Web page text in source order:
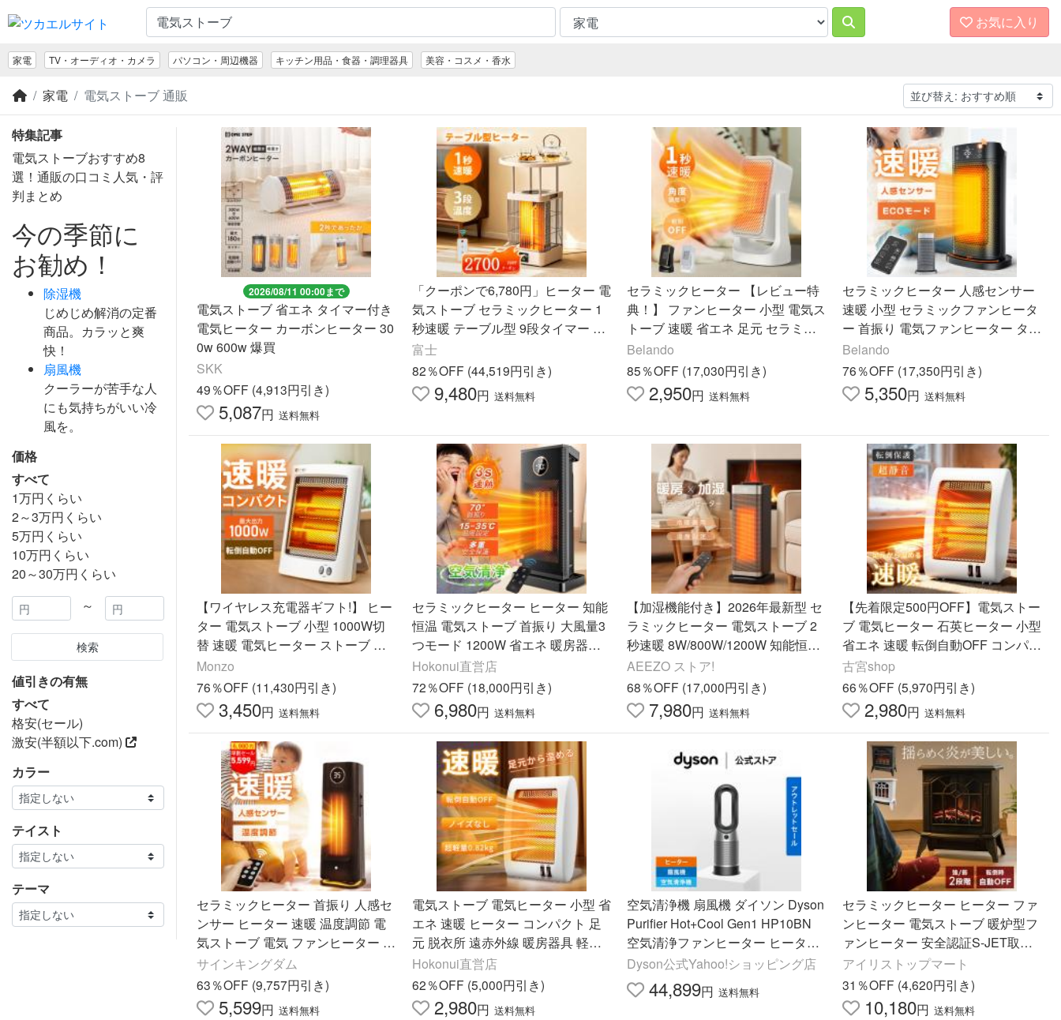
お気に入り
家電 TV・オーディオ・カメラ パソコン・周辺機器 キッチン用品・食器・調理器具 美容・コスメ・香水
家電 電気ストーブ 通販
特集記事
電気ストーブおすすめ8
選！通販の口コミ人気・評
判まとめ
今の季節に
お勧め！
除湿機
じめじめ解消の定番
商品。カラッと爽
快！
扇風機
クーラーが苦手な人
にも気持ちがいい冷
風を。
価格
すべて
1万円くらい
2～3万円くらい
5万円くらい
10万円くらい
20～30万円くらい
～
検索
値引きの有無
すべて
格安(セール)
激安(半額以下.com)
カラー
テイスト
テーマ
2026/08/11 00:00まで
電気ストーブ 省エネ タイマー付き
電気ヒーター カーボンヒーター 30
0w 600w 爆買
SKK
49％OFF (4,913円引き)
5,087円 送料無料
「クーポンで6,780円」ヒーター 電
気ストーブ セラミックヒーター 1
秒速暖 テーブル型 9段タイマー テ
ーブル一体型ヒーター 自動転倒OF
F 過熱防止
富士
82％OFF (44,519円引き)
9,480円 送料無料
セラミックヒーター 【レビュー特
典！】 ファンヒーター 小型 電気ス
トーブ 速暖 省エネ 足元 セラミッ
クファンヒーター ヒーター 風量2
段階 過熱保護 転倒オフ
Belando
85％OFF (17,030円引き)
2,950円 送料無料
セラミックヒーター 人感センサー
速暖 小型 セラミックファンヒータ
ー 首振り 電気ファンヒーター タイ
マー 転倒オフ 3段階調整 省エネ 即
暖 爆買 2026
Belando
76％OFF (17,350円引き)
5,350円 送料無料
【ワイヤレス充電器ギフト!】 ヒー
ター 電気ストーブ 小型 1000W切
替 速暖 電気ヒーター ストーブ 足
元 省エネ 遠赤外線 転倒時自動OFF
コンパクト 爆買 脱衣所
Monzo
76％OFF (11,430円引き)
3,450円 送料無料
セラミックヒーター ヒーター 知能
恒温 電気ストーブ 首振り 大風量3
つモード 1200W 省エネ 暖房器具
防寒対策 PSE認証 切タイマー
Hokonui直営店
72％OFF (18,000円引き)
6,980円 送料無料
【加湿機能付き】2026年最新型 セ
ラミックヒーター 電気ストーブ 2
秒速暖 8W/800W/1200W 知能恒温
3段階切替 転倒オフ 省エネ 足元ヒ
ーター 12畳対応 暖房器具
AEEZO ストア!
68％OFF (17,000円引き)
7,980円 送料無料
【先着限定500円OFF】電気ストー
ブ 電気ヒーター 石英ヒーター 小型
省エネ 速暖 転倒自動OFF コンパク
ト 足元 脱衣所 リビング 遠赤外線
暖房 寒さ対策
古宮shop
66％OFF (5,970円引き)
2,980円 送料無料
セラミックヒーター 首振り 人感セ
ンサー ヒーター 速暖 温度調節 電
気ストーブ 電気 ファンヒーター リ
モコン 小型 4段階切替 足元 暖房
リビング 洗面所 節電
サインキングダム
63％OFF (9,757円引き)
5,599円 送料無料
電気ストーブ 電気ヒーター 小型 省
エネ 速暖 ヒーター コンパクト 足
元 脱衣所 遠赤外線 暖房器具 軽音
転倒自動OFF 寒さ対策
Hokonui直営店
62％OFF (5,000円引き)
2,980円 送料無料
空気清浄機 扇風機 ダイソン Dyson
Purifier Hot+Cool Gen1 HP10BN
空気清浄ファンヒーター ヒーター
ブラック/ニッケル 【アウトレット
SALE】
Dyson公式Yahoo!ショッピング店
44,899円 送料無料
セラミックヒーター ヒーター ファ
ンヒーター 電気ストーブ 暖炉型フ
ァンヒーター 安全認証S-JET取得
暖炉型ヒーター 暖炉 おしゃれ 暖房
電気ファンヒーター
アイリストップマート
31％OFF (4,620円引き)
10,180円 送料無料